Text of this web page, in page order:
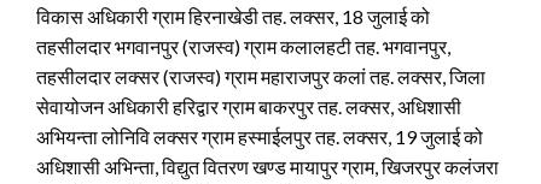
विकास अधिकारी ग्राम हिरनाखेडी तह. लक्सर, 18 जुलाई को
तहसीलदार भगवानपुर (राजस्व) ग्राम कलालहटी तह. भगवानपुर,
तहसीलदार लक्सर (राजस्व) ग्राम महाराजपुर कलां तह. लक्सर, जिला
सेवायोजन अधिकारी हरिद्वार ग्राम बाकरपुर तह. लक्सर, अधिशासी
अभियन्ता लोनिवि लक्सर ग्राम हस्माईलपुर तह. लक्सर, 19 जुलाई को
अधिशासी अभिन्ता, विद्युत वितरण खण्ड मायापुर ग्राम, खिजरपुर कलंजरा